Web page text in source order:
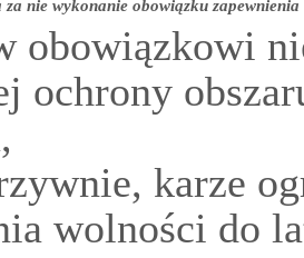
nie wykonanie obowiązku
obowiązkowi
ochrony
karze
wolności do